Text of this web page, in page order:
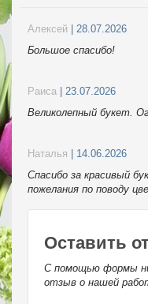
Алексей | 28.07.2026
Большое спасибо!
Раиса | 23.07.2026
Великолепный букет.
Наталья
| 14.06.2026
Спасибо за красивый
пожелания по поводу
Оставить
С помощью формы
отзыв о нашей